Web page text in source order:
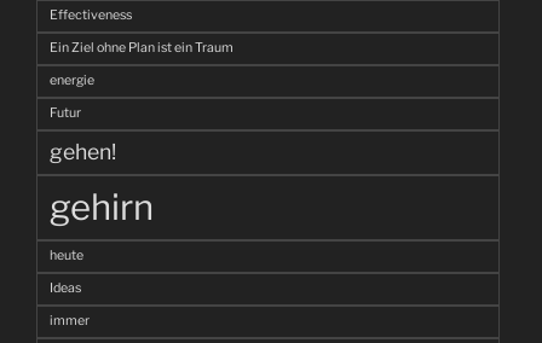
Effectiveness
Ein Ziel ohne Plan ist ein Traum
energie
Futur
gehen!
gehirn
heute
Ideas
immer